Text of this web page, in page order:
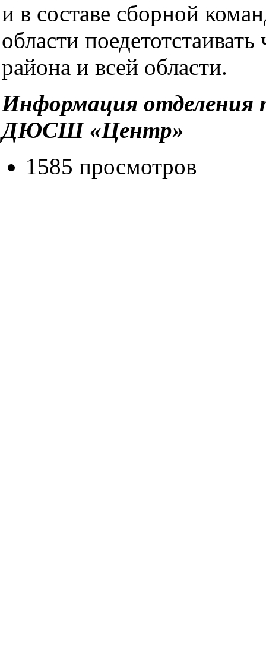
и в составе сборной
области
района и всей области.
Информация отделения
ДЮСШ «Центр»
1585 просмотров